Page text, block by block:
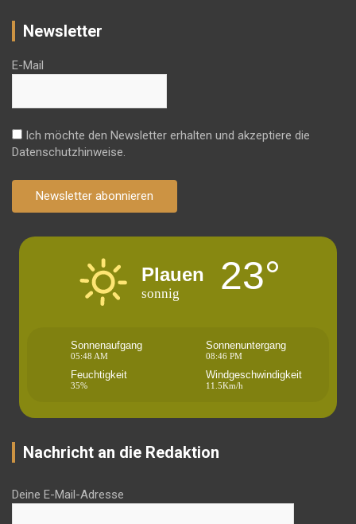
Newsletter
E-Mail
Ich möchte den Newsletter erhalten und akzeptiere die
Datenschutzhinweise.
Newsletter abonnieren
Plauen
sonnig 23°
Sonnenaufgang
05:48 AM
Sonnenuntergang
08:46 PM
Feuchtigkeit
35%
Windgeschwindigkeit
11.5Km/h
Nachricht an die Redaktion
Deine E-Mail-Adresse